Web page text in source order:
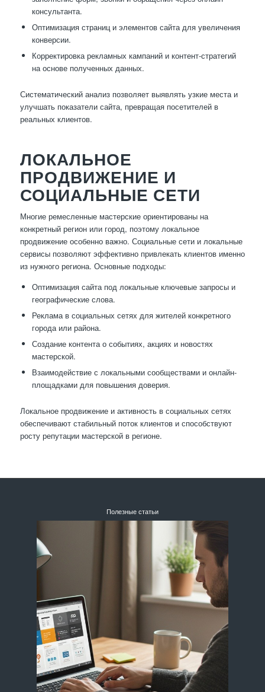
консультанта.
Оптимизация страниц и элементов сайта для увеличения
конверсии.
Корректировка рекламных кампаний и контент-стратегий
на основе полученных данных.
Систематический анализ позволяет выявлять узкие места и
улучшать показатели сайта, превращая посетителей в
реальных клиентов.
ЛОКАЛЬНОЕ
ПРОДВИЖЕНИЕ И
СОЦИАЛЬНЫЕ СЕТИ
Многие ремесленные мастерские ориентированы на
конкретный регион или город, поэтому локальное
продвижение особенно важно. Социальные сети и локальные
сервисы позволяют эффективно привлекать клиентов именно
из нужного региона. Основные подходы:
Оптимизация сайта под локальные ключевые запросы и
географические слова.
Реклама в социальных сетях для жителей конкретного
города или района.
Создание контента о событиях, акциях и новостях
мастерской.
Взаимодействие с локальными сообществами и онлайн-
площадками для повышения доверия.
Локальное продвижение и активность в социальных сетях
обеспечивают стабильный поток клиентов и способствуют
росту репутации мастерской в регионе.
Полезные статьи